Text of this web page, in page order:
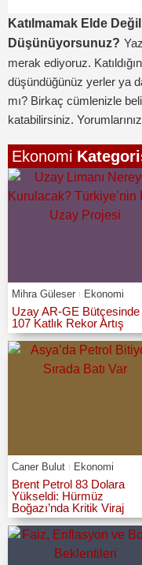
Katılmamak Elde
Düşünüyorsunuz?
merak ediyoruz.
düşündüğünüz yerler ya
mı? Birkaç cümlenizle
katabilirsiniz.
Ekonomi
Mihra Güleser Ekonomi
Uzay AR-GE Bütçesinde
107 Katlık Rekor Artış
Caner Bulut Ekonomi
Brent Petrol 83 Dolara
Yükseldi: Hürmüz
Boğazı’nda Kritik Viraj